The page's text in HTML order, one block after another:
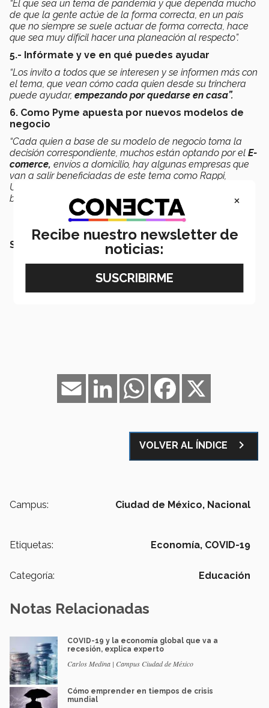
“El que sea un tema de pandemia y que dependa mucho
de que la gente actúe de la forma correcta, en un país
que no siempre se suele actuar de forma correcta, hace
que sea muy difícil hacer una planeación al respecto”.
5.- Infórmate y ve en qué puedes ayudar
“Los invito a todos que se interesen y se informen más con
el tema, que vean cómo cada quien desde su trinchera
puede ayudar, empezando por quedarse en casa”.
6. Como Pyme apuesta por nuevos modelos de
negocio
“Cada quien a base de su modelo de negocio toma la
decisión correspondiente, muchos están optando por el E-
comerce, envíos a domicilio, hay algunas empresas que
van a salir beneficiadas de este tema como Rappi,
Ubereats, los mismos supermercados, van a aumentar
bastante sus pedidos”.
SEGURO QUERRÁS LEER TAMBIÉN:
Facebook
WhatsApp
LinkedIn
Email
VOLVER AL ÍNDICE navigate_next
Campus: Ciudad de México, Nacional
Etiquetas: Economía, COVID-19
Categoría: Educación
Notas Relacionadas
COVID-19 y la economía global que va a
recesión, explica experto
Carlos Medina | Campus Ciudad de México
Cómo emprender en tiempos de crisis
mundial
×
Recibe nuestro newsletter de
noticias: